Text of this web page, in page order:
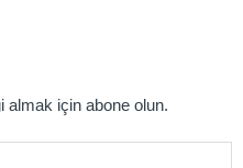
almak için abone olun.